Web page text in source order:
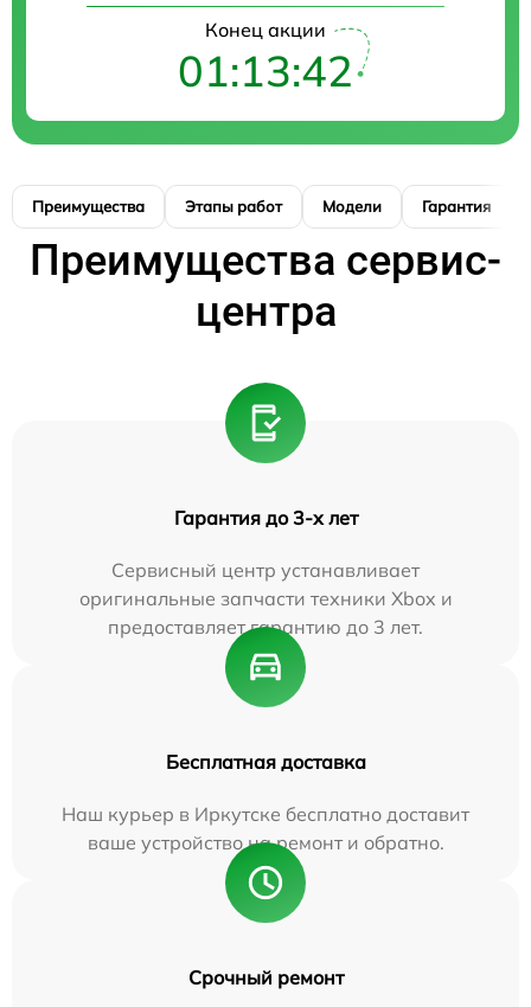
Конец акции
01:13:41
Преимущества Этапы работ Модели Гарантия
Преимущества сервис-
центра
Гарантия до 3-х лет
Сервисный центр устанавливает
оригинальные запчасти техники Xbox и
предоставляет гарантию до 3 лет.
Бесплатная доставка
Наш курьер в Иркутске бесплатно доставит
ваше устройство на ремонт и обратно.
Срочный ремонт